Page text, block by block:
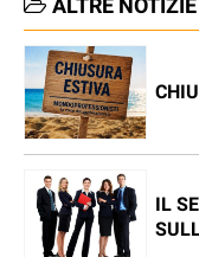
ALTRE
IL